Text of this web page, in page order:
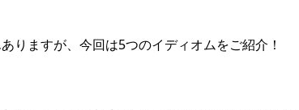
りますが、今回は5つのイディオムをご紹介！